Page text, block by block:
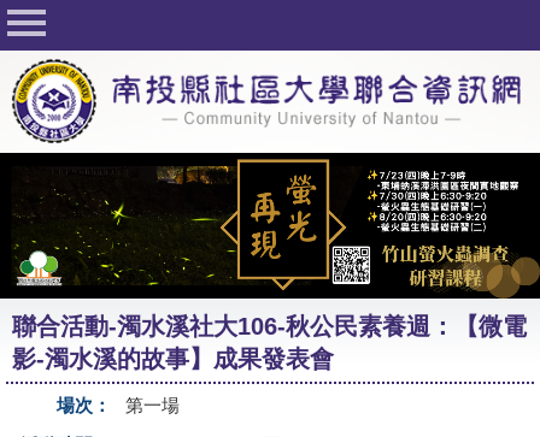
回首頁
關於社大
公佈欄
行事曆
最新活動
活動花絮
課程一覽表
志工與社團
社大學習Q&A
聯合活動-濁水溪社大106-秋公民素養週：【微電
影-濁水溪的故事】成果發表會
場次：
第一場